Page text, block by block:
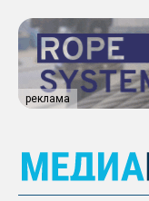
реклама